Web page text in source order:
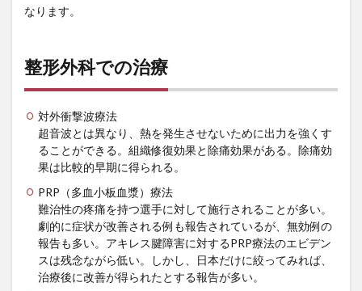
なります。
整形外科での治療
対外衝撃波療法
超音波とは異なり、熱を発生させないために出力を強くす
ることができる。組織修復効果と除痛効果がある。除痛効
果は比較的早期に得られる。
PRP（多血小板血漿）療法
難治性の疼痛を持つ選手に対して施行されることが多い。
劇的に症状が改善される例も報告されているが、無効例の
報告も多い。アキレス腱障害に対するPRP療法のエビデン
スは残念ながら低い。しかし、日本だけに絞ってみれば、
治療後に改善が得られたとする報告が多い。